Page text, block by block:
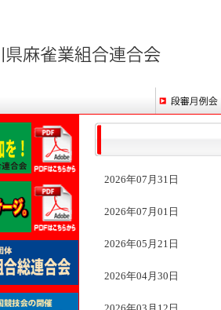
2026年07月31日
2026年07月01日
2026年05月21日
2026年04月30日